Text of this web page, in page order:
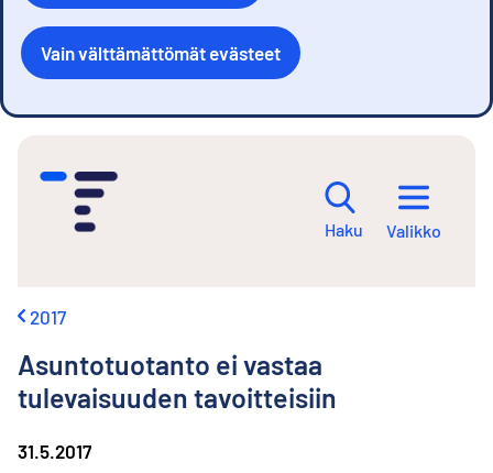
Vain välttämättömät evästeet
Haku Valikko
2017
Asuntotuotanto ei vastaa
tulevaisuuden tavoitteisiin
31.5.2017